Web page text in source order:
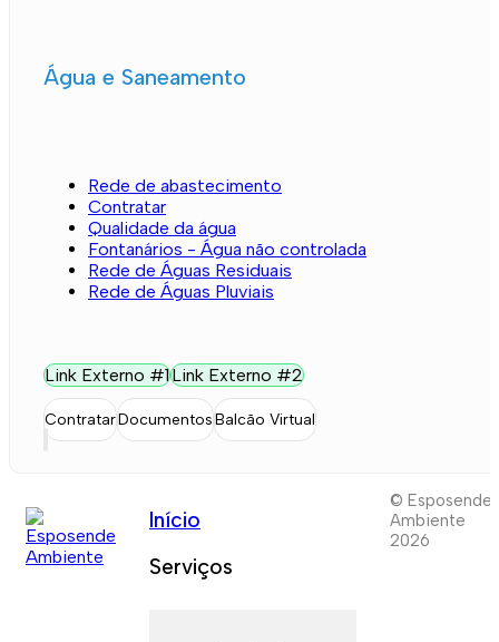
Água e Saneamento
Rede de abastecimento
Contratar
Qualidade da água
Fontanários - Água não controlada
Rede de Águas Residuais
Rede de Águas Pluviais
Link Externo #1Link Externo #2
ContratarDocumentosBalcão Virtual
Início
Serviços
© Esposende
Ambiente
2026